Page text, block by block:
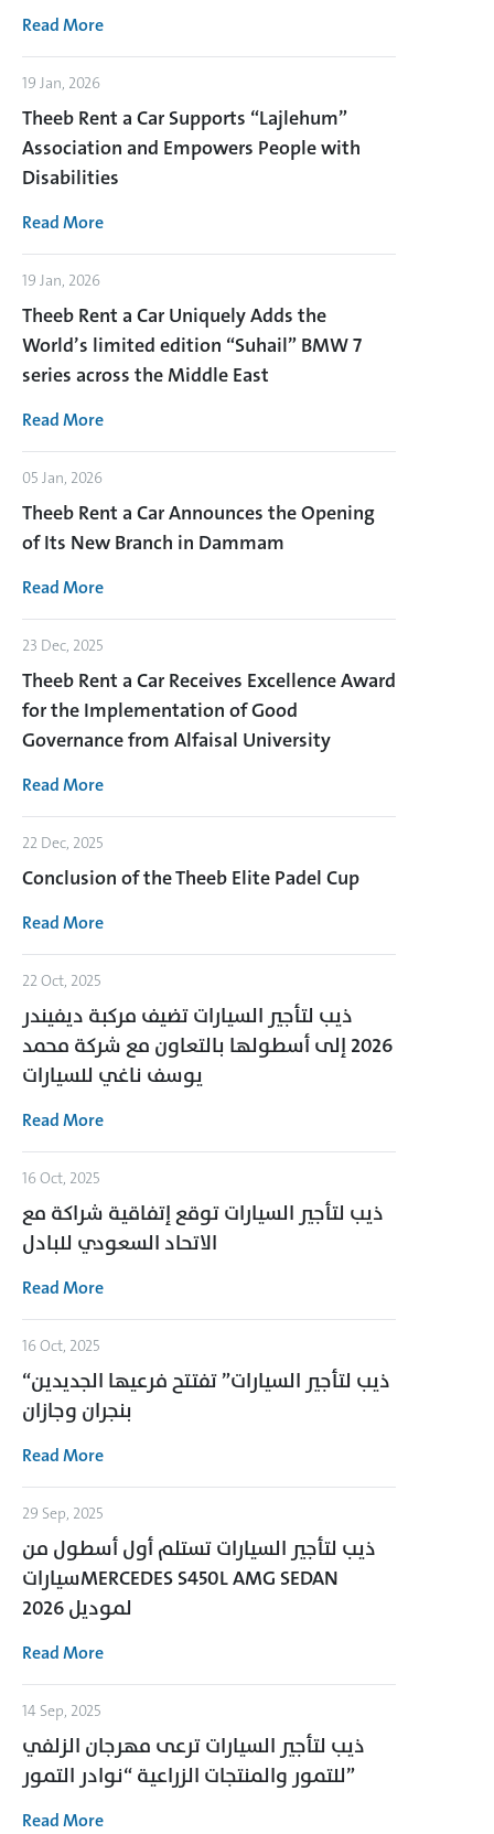
Read More
19 Jan, 2026
Theeb Rent a Car Supports “Lajlehum”
Association and Empowers People with
Disabilities
Read More
19 Jan, 2026
Theeb Rent a Car Uniquely Adds the
World’s limited edition “Suhail” BMW 7
series across the Middle East
Read More
05 Jan, 2026
Theeb Rent a Car Announces the Opening
of Its New Branch in Dammam
Read More
23 Dec, 2025
Theeb Rent a Car Receives Excellence Award
for the Implementation of Good
Governance from Alfaisal University
Read More
22 Dec, 2025
Conclusion of the Theeb Elite Padel Cup
Read More
22 Oct, 2025
ذيب لتأجير السيارات تضيف مركبة ديفيندر
2026 إلى أسطولها بالتعاون مع شركة محمد
يوسف ناغي للسيارات
Read More
16 Oct, 2025
ذيب لتأجير السيارات توقع إتفاقية شراكة مع
الاتحاد السعودي للبادل
Read More
16 Oct, 2025
“ذيب لتأجير السيارات” تفتتح فرعيها الجديدين
بنجران وجازان
Read More
29 Sep, 2025
ذيب لتأجير السيارات تستلم أول أسطول من
سياراتMERCEDES S450L AMG SEDAN
لموديل 2026
Read More
14 Sep, 2025
ذيب لتأجير السيارات ترعى مهرجان الزلفي
للتمور والمنتجات الزراعية “نوادر التمور”
Read More